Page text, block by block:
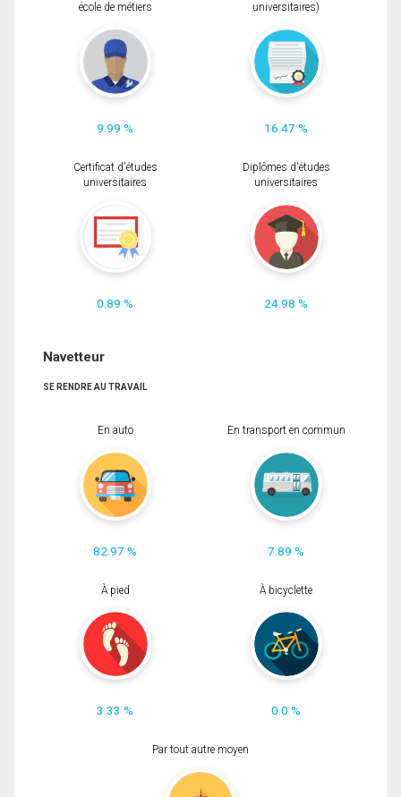
école de métiers
9.99 %
universitaires)
16.47 %
Certificat d'études
universitaires
0.89 %
Diplômes d'études
universitaires
24.98 %
Navetteur
SE RENDRE AU TRAVAIL
En auto
82.97 %
En transport en commun
7.89 %
À pied
3.33 %
À bicyclette
0.0 %
Par tout autre moyen